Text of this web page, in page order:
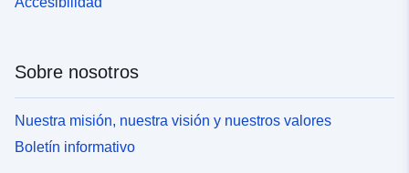
Sobre nosotros
Nuestra misión, nuestra visión y nuestros valores
Boletín informativo